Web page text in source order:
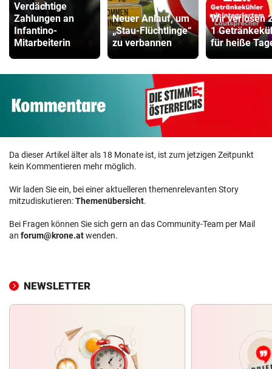
Verdächtige
Zahlungen an
Infantino-
Mitarbeiterin
Neuer Anlauf, um
„Stau-Flüchtlinge“
zu verbannen
Wir verlosen
1
für heiße
Da dieser Artikel älter als 18 Monate ist, ist zum jetzigen Zeitpunkt
kein Kommentieren mehr möglich.
Wir laden Sie ein, bei einer aktuelleren themenrelevanten Story
mitzudiskutieren:Themenübersicht.
Bei Fragen können Sie sich gern an das Community-Team per Mail
an forum@krone.atwenden.
NEWSLETTER